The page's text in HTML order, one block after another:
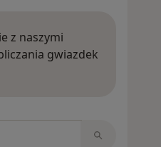
z naszymi
gwiazdek